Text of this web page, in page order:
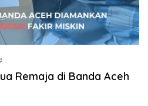
Remaja di Banda Aceh